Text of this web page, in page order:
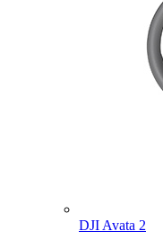
DJI Avata 2